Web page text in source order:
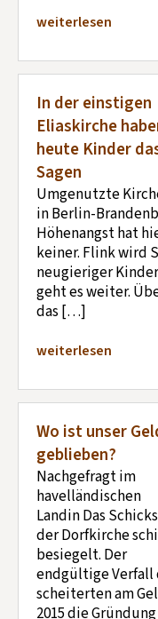
weiterlesen
In der einstigen
Eliaskirche
heute Kinder
Sagen
Umgenutzte
in Berlin-
Höhenangst hat
keiner. Flink wird
neugieriger
geht es weiter.
das […]
weiterlesen
Wo ist unser
geblieben?
Nachgefragt im
havelländischen
Landin Das
der Dorfkirche
besiegelt. Der
endgültige Verfall
scheiterten am
2015 die